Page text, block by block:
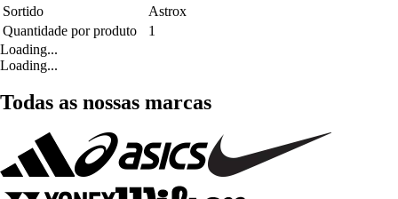
Sortido
Astrox
Quantidade por produto
1
Loading...
Loading...
Todas as nossas marcas